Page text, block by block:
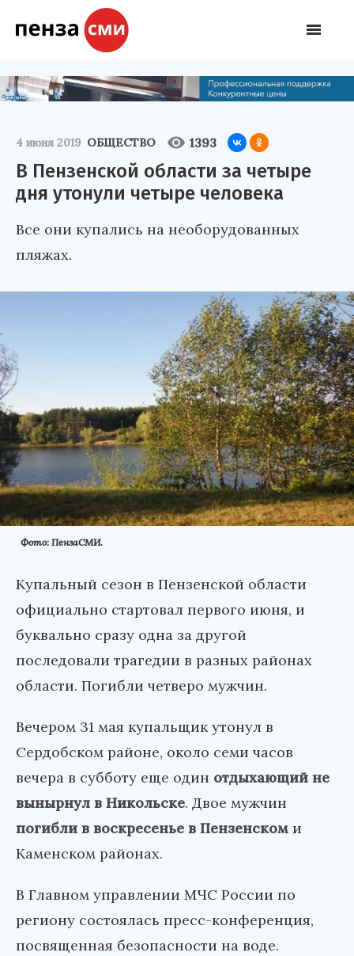
4 июня 2019 ОБЩЕСТВО 1393
В Пензенской области за четыре
дня утонули четыре человека
Все они купались на необорудованных
пляжах.
Фото: ПензаСМИ.
Купальный сезон в Пензенской области
официально стартовал первого июня, и
буквально сразу одна за другой
последовали трагедии в разных районах
области. Погибли четверо мужчин.
Вечером 31 мая купальщик утонул в
Сердобском районе, около семи часов
вечера в субботу еще один отдыхающий не
вынырнул в Никольске. Двое мужчин
погибли в воскресенье в Пензенском и
Каменском районах.
В Главном управлении МЧС России по
региону состоялась пресс-конференция,
посвященная безопасности на воде.